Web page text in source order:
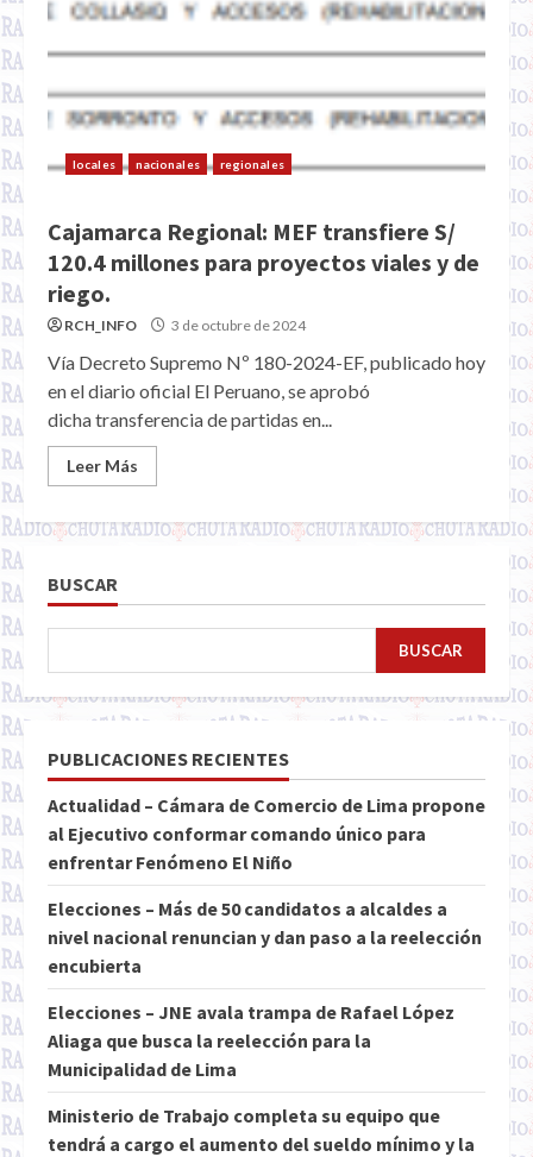
locales nacionales regionales
Cajamarca Regional: MEF transfiere S/
120.4 millones para proyectos viales y de
riego.
RCH_INFO 3 de octubre de 2024
Vía Decreto Supremo Nº 180-2024-EF, publicado hoy
en el diario oficial El Peruano, se aprobó
dicha transferencia de partidas en...
Leer Más
BUSCAR
BUSCAR
PUBLICACIONES RECIENTES
Actualidad – Cámara de Comercio de Lima propone
al Ejecutivo conformar comando único para
enfrentar Fenómeno El Niño
Elecciones – Más de 50 candidatos a alcaldes a
nivel nacional renuncian y dan paso a la reelección
encubierta
Elecciones – JNE avala trampa de Rafael López
Aliaga que busca la reelección para la
Municipalidad de Lima
Ministerio de Trabajo completa su equipo que
tendrá a cargo el aumento del sueldo mínimo y la